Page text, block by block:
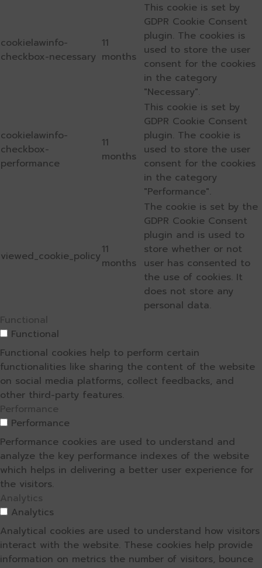
cookielawinfo-
checkbox-necessary
11
months
This cookie is set by
GDPR Cookie Consent
plugin. The cookies is
used to store the user
consent for the cookies
in the category
"Necessary".
cookielawinfo-
checkbox-
performance
11
months
This cookie is set by
GDPR Cookie Consent
plugin. The cookie is
used to store the user
consent for the cookies
in the category
"Performance".
viewed_cookie_policy11
months
The cookie is set by the
GDPR Cookie Consent
plugin and is used to
store whether or not
user has consented to
the use of cookies. It
does not store any
personal data.
Functional
Functional
Functional cookies help to perform certain
functionalities like sharing the content of the website
on social media platforms, collect feedbacks, and
other third-party features.
Performance
Performance
Performance cookies are used to understand and
analyze the key performance indexes of the website
which helps in delivering a better user experience for
the visitors.
Analytics
Analytics
Analytical cookies are used to understand how visitors
interact with the website. These cookies help provide
information on metrics the number of visitors, bounce